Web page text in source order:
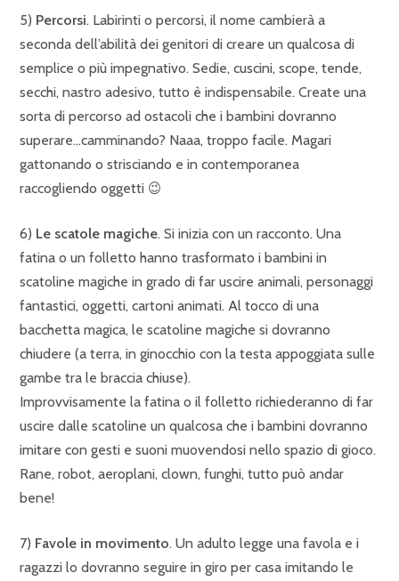
5) Percorsi. Labirinti o percorsi, il nome cambierà a
seconda dell’abilità dei genitori di creare un qualcosa di
semplice o più impegnativo. Sedie, cuscini, scope, tende,
secchi, nastro adesivo, tutto è indispensabile. Create una
sorta di percorso ad ostacoli che i bambini dovranno
superare…camminando? Naaa, troppo facile. Magari
gattonando o strisciando e in contemporanea
raccogliendo oggetti 😉
6) Le scatole magiche. Si inizia con un racconto. Una
fatina o un folletto hanno trasformato i bambini in
scatoline magiche in grado di far uscire animali, personaggi
fantastici, oggetti, cartoni animati. Al tocco di una
bacchetta magica, le scatoline magiche si dovranno
chiudere (a terra, in ginocchio con la testa appoggiata sulle
gambe tra le braccia chiuse).
Improvvisamente la fatina o il folletto richiederanno di far
uscire dalle scatoline un qualcosa che i bambini dovranno
imitare con gesti e suoni muovendosi nello spazio di gioco.
Rane, robot, aeroplani, clown, funghi, tutto può andar
bene!
7) Favole in movimento. Un adulto legge una favola e i
ragazzi lo dovranno seguire in giro per casa imitando le